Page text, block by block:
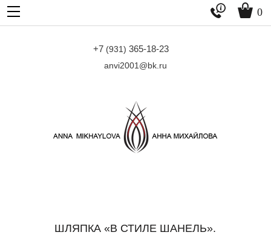
+7 (931) 365-18-23
anvi2001@bk.ru
  0
ШЛЯПКА «В СТИЛЕ ШАНЕЛЬ».